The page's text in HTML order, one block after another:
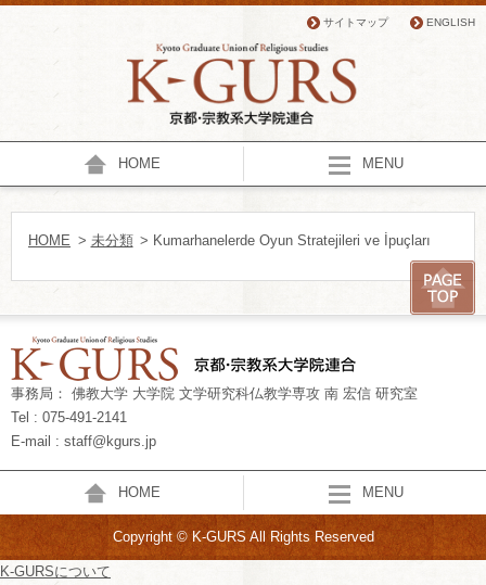
サイトマップ ENGLISH
HOME MENU
HOME > 未分類 > Kumarhanelerde Oyun Stratejileri ve İpuçları
事務局： 佛教大学 大学院 文学研究科仏教学専攻 南 宏信 研究室
Tel : 075-491-2141
E-mail : staff@kgurs.jp
HOME MENU
Copyright © K-GURS All Rights Reserved
K-GURSについて